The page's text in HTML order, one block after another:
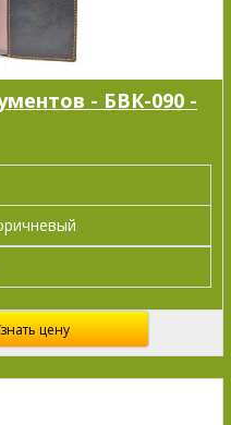
- БВК-090 -
цену